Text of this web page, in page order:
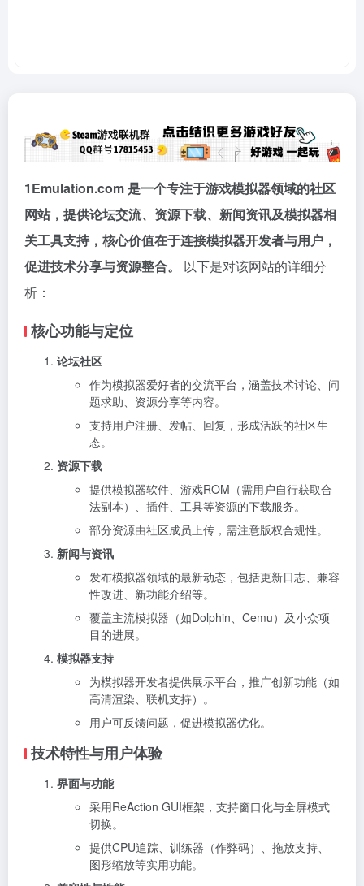
1Emulation.com 是一个专注于游戏模拟器领域的社区
网站，提供论坛交流、资源下载、新闻资讯及模拟器相
关工具支持，核心价值在于连接模拟器开发者与用户，
促进技术分享与资源整合。
以下是对该网站的详细分
析：
核心功能与定位
论坛社区
作为模拟器爱好者的交流平台，涵盖技术讨论、问
题求助、资源分享等内容。
支持用户注册、发帖、回复，形成活跃的社区生
态。
资源下载
提供模拟器软件、游戏ROM（需用户自行获取合
法副本）、插件、工具等资源的下载服务。
部分资源由社区成员上传，需注意版权合规性。
新闻与资讯
发布模拟器领域的最新动态，包括更新日志、兼容
性改进、新功能介绍等。
覆盖主流模拟器（如Dolphin、Cemu）及小众项
目的进展。
模拟器支持
为模拟器开发者提供展示平台，推广创新功能（如
高清渲染、联机支持）。
用户可反馈问题，促进模拟器优化。
技术特性与用户体验
界面与功能
采用ReAction GUI框架，支持窗口化与全屏模式
切换。
提供CPU追踪、训练器（作弊码）、拖放支持、
图形缩放等实用功能。